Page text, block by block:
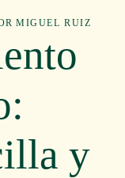
MIGUEL RUIZ
y